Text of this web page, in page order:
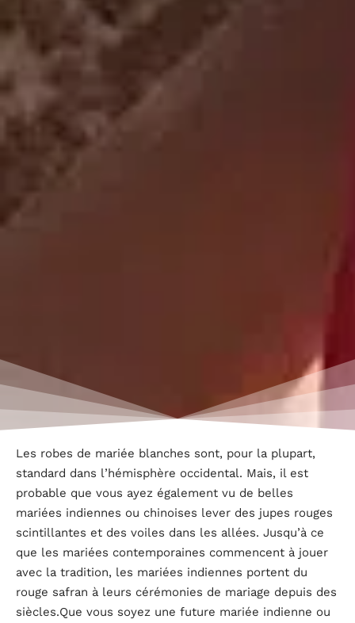
Les robes de mariée blanches sont, pour la plupart,
standard dans l’hémisphère occidental. Mais, il est
probable que vous ayez également vu de belles
mariées indiennes ou chinoises lever des jupes rouges
scintillantes et des voiles dans les allées. Jusqu’à ce
que les mariées contemporaines commencent à jouer
avec la tradition, les mariées indiennes portent du
rouge safran à leurs cérémonies de mariage depuis des
siècles.Que vous soyez une future mariée indienne ou